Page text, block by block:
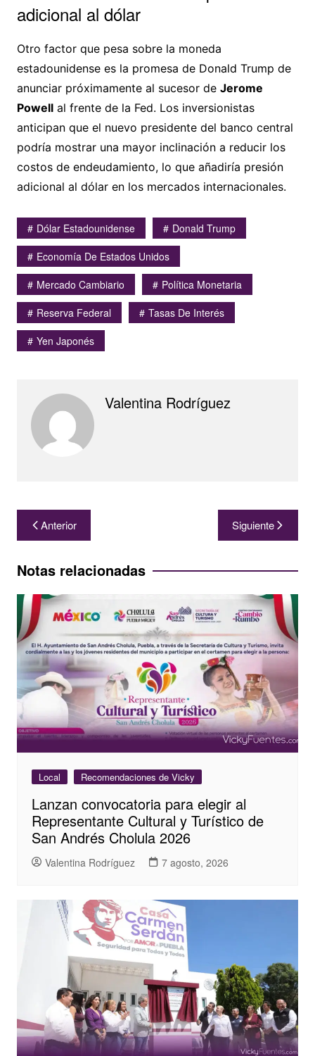
adicional al dólar
Otro factor que pesa sobre la moneda
estadounidense es la promesa de Donald Trump de
anunciar próximamente al sucesor de Jerome
Powellal frente de la Fed. Los inversionistas
anticipan que el nuevo presidente del banco central
podría mostrar una mayor inclinación a reducir los
costos de endeudamiento, lo que añadiría presión
adicional al dólar en los mercados internacionales.
Dólar Estadounidense
Donald Trump
Economía De Estados Unidos
Mercado Cambiario
Política Monetaria
Reserva Federal
Tasas De Interés
Yen Japonés
Valentina Rodríguez
Navegación
de
entradas
Anterior Siguiente
Notas relacionadas
Local Recomendaciones de Vicky
Lanzan convocatoria para elegir al
Representante Cultural y Turístico de
San Andrés Cholula 2026
Valentina Rodríguez 7 agosto, 2026